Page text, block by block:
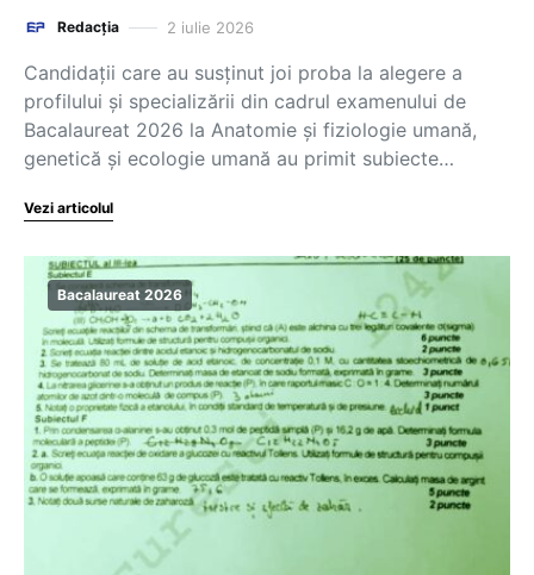
Redacția 2 iulie 2026
Candidații care au susținut joi proba la alegere a
profilului și specializării din cadrul examenului de
Bacalaureat 2026 la Anatomie și fiziologie umană,
genetică și ecologie umană au primit subiecte…
Vezi articolul
Bacalaureat 2026